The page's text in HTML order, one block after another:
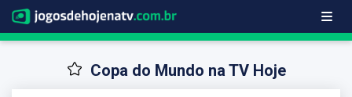
Copa do Mundo na TV Hoje